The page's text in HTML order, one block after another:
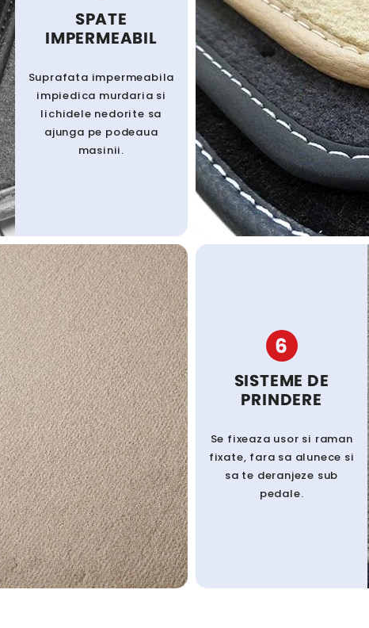
SPATE
IMPERMEABIL
Suprafata impermeabila
impiedica murdaria si
lichidele nedorite sa
ajunga pe podeaua
masinii.
6
SISTEME DE
PRINDERE
Se fixeaza usor si raman
fixate, fara sa alunece si
sa te deranjeze sub
pedale.